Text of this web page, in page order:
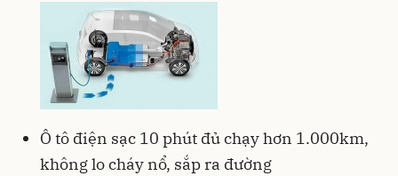
Ô tô điện sạc 10 phút đủ chạy hơn 1.000km,
không lo cháy nổ, sắp ra đường